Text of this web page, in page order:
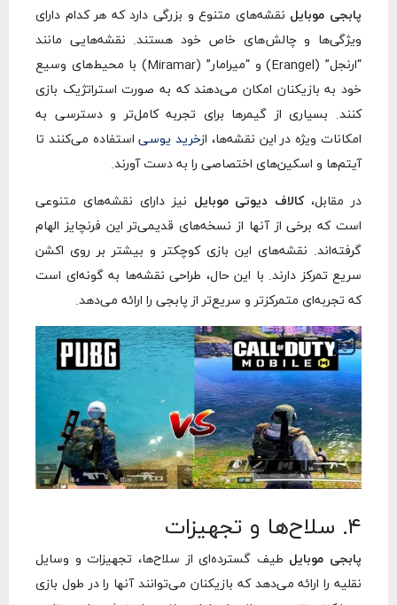
پابجی موبایل نقشه‌های متنوع و بزرگی دارد که هر کدام دارای
ویژگی‌ها و چالش‌های خاص خود هستند. نقشه‌هایی مانند
“ارنجل” (Erangel) و “میرامار” (Miramar) با محیط‌های وسیع
خود به بازیکنان امکان می‌دهند که به صورت استراتژیک بازی
کنند. بسیاری از گیمرها برای تجربه کامل‌تر و دسترسی به
امکانات ویژه در این نقشه‌ها، ازخرید یوسیاستفاده می‌کنند تا
آیتم‌ها و اسکین‌های اختصاصی را به دست آورند.
در مقابل،کالاف دیوتی موبایل نیز دارای نقشه‌های متنوعی
است که برخی از آنها از نسخه‌های قدیمی‌تر این فرنچایز الهام
گرفته‌اند. نقشه‌های این بازی کوچکتر و بیشتر بر روی اکشن
سریع تمرکز دارند. با این حال، طراحی نقشه‌ها به گونه‌ای است
که تجربه‌ای متمرکزتر و سریع‌تر از پابجی را ارائه می‌دهد.
۴. سلاح‌ها و تجهیزات
پابجی موبایل طیف گسترده‌ای از سلاح‌ها، تجهیزات و وسایل
نقلیه را ارائه می‌دهد که بازیکنان می‌توانند آنها را در طول بازی